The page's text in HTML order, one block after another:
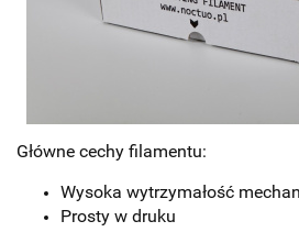
Główne cechy filamentu:
Wysoka wytrzymałość
Prosty w druku